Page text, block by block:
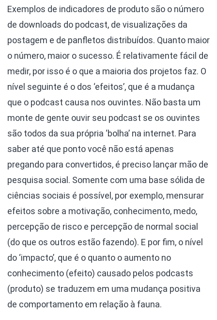
Exemplos de indicadores de produto são o número
de downloads do podcast, de visualizações da
postagem e de panfletos distribuídos. Quanto maior
o número, maior o sucesso. É relativamente fácil de
medir, por isso é o que a maioria dos projetos faz. O
nível seguinte é o dos ‘efeitos’, que é a mudança
que o podcast causa nos ouvintes. Não basta um
monte de gente ouvir seu podcast se os ouvintes
são todos da sua própria ‘bolha’ na internet. Para
saber até que ponto você não está apenas
pregando para convertidos, é preciso lançar mão de
pesquisa social. Somente com uma base sólida de
ciências sociais é possível, por exemplo, mensurar
efeitos sobre a motivação, conhecimento, medo,
percepção de risco e percepção de normal social
(do que os outros estão fazendo). E por fim, o nível
do ‘impacto’, que é o quanto o aumento no
conhecimento (efeito) causado pelos podcasts
(produto) se traduzem em uma mudança positiva
de comportamento em relação à fauna.